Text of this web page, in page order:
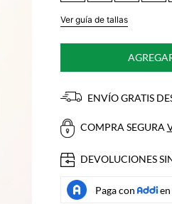
Ver guía de tallas
ENVÍO GRATIS
COMPRA SEGURA
DEVOLUCIONES